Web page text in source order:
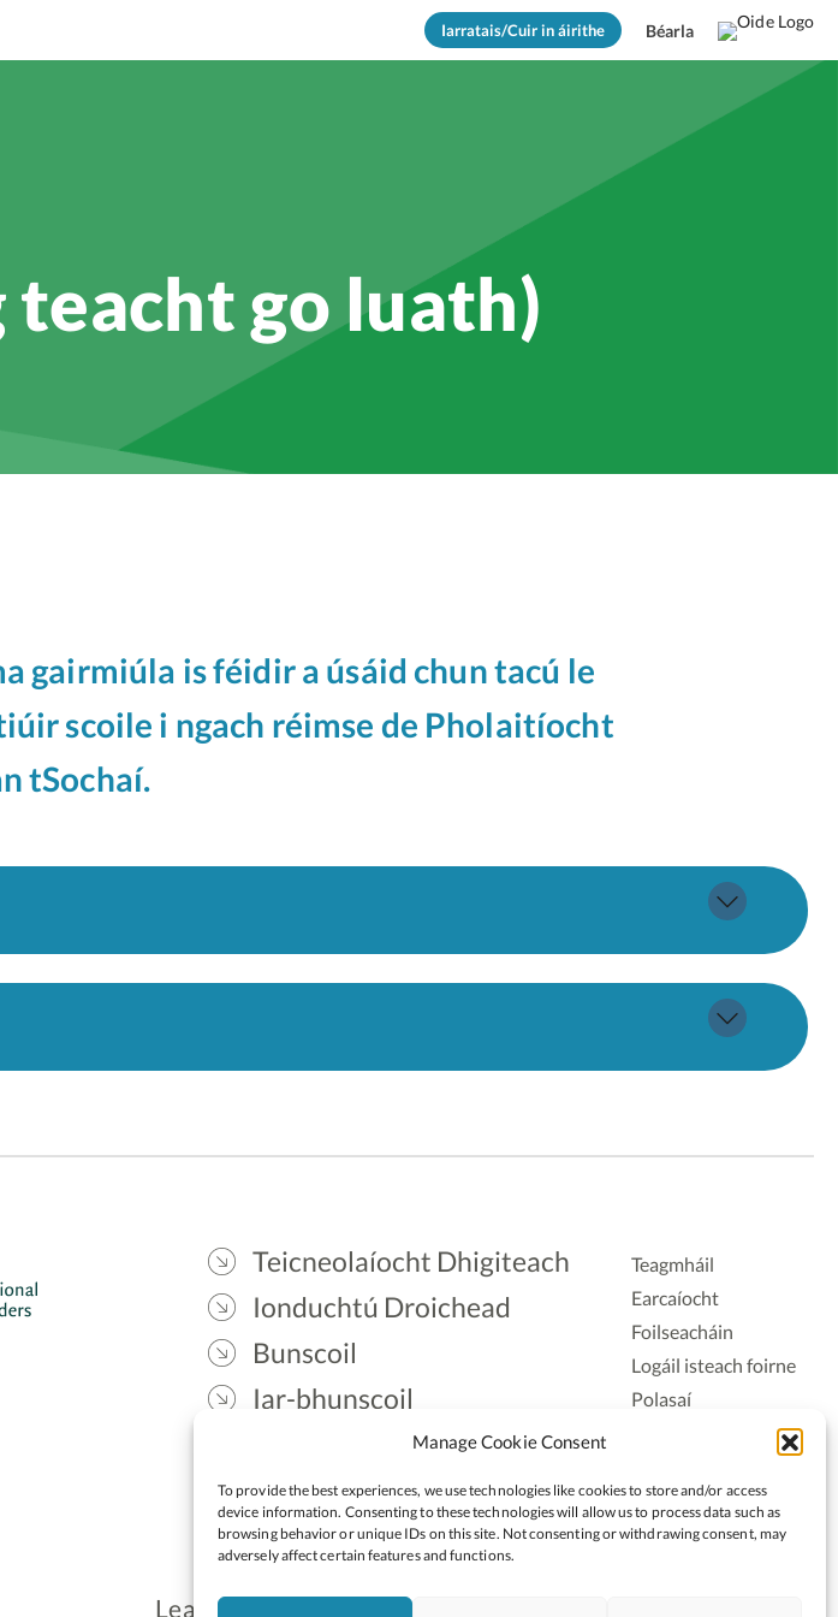
Manage Cookie Consent
To provide the best experiences, we use technologies like cookies to store and/or access
device information. Consenting to these technologies will allow us to process data such as
browsing behavior or unique IDs on this site. Not consenting or withdrawing consent, may
adversely affect certain features and functions.
Iarratais/Cuir in áirithe Béarla
go luath)
gairmiúla is féidir a úsáid chun tacú le
scoile i ngach réimse de Pholaitíocht
tSochaí.
Teicneolaíocht Dhigiteach
Ionduchtú Droichead
Bunscoil
Iar-bhunscoil
Ceannaireacht
Lean:
Teagmháil
Earcaíocht
Foilseacháin
Logáil isteach foirne
Polasaí
Rochtain